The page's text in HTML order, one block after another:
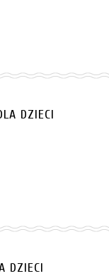
DZIECI
DZIECI